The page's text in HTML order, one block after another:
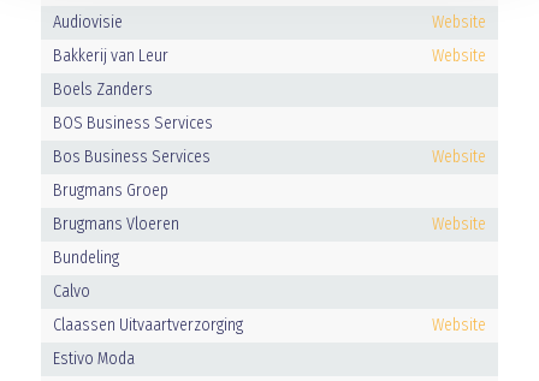
Audiovisie
Website
Bakkerij van Leur
Website
Boels Zanders
BOS Business Services
Bos Business Services
Website
Brugmans Groep
Brugmans Vloeren
Website
Bundeling
Calvo
Claassen Uitvaartverzorging
Website
Estivo Moda